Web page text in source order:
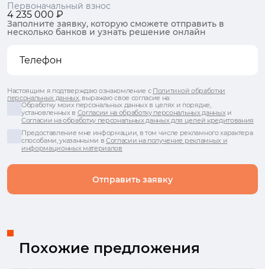
Первоначальный взнос
4 235 000 ₽
Заполните заявку, которую сможете отправить в
несколько банков и узнать решение онлайн
Отправить заявку
Настоящим я подтверждаю ознакомление с Политикой обработки
персональных данных, выражаю свое согласие на:
Обработку моих персональных данных в целях и порядке,
установленных в Согласии на обработку персональных данныхи
Согласии на обработку персональных данных для целей кредитования
Предоставление мне информации, в том числе рекламного характера
способами, указанными вСогласии на получение рекламных и
информационных материалов
Похожие предложения